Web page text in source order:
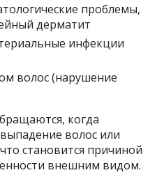
проблемы,
дерматит
инфекции
волос (нарушение
когда
волос или
становится причиной
внешним видом.